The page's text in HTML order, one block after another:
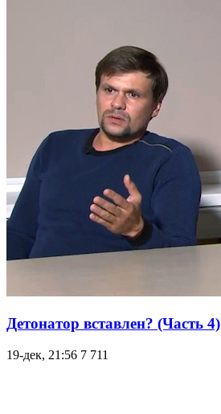
Детонатор вставлен? (Часть 4)
19-дек, 21:56 7 711